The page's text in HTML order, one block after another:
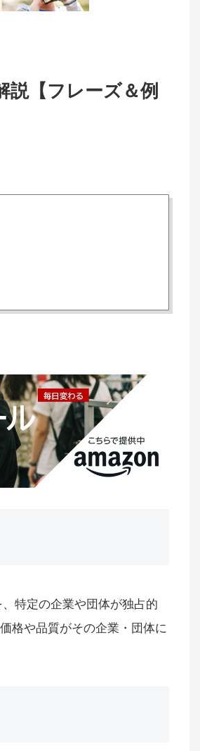
説【フレーズ＆例
特定の企業や団体が独占的
格や品質がその企業・団体に